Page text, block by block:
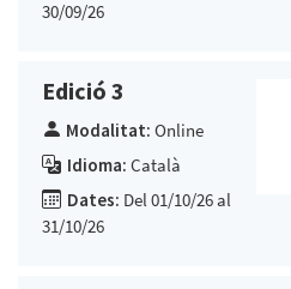
30/09/26
Edició 3
Modalitat: Online
Idioma: Català
Dates: Del 01/10/26 al
31/10/26